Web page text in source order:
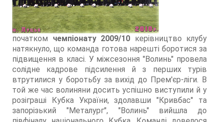
початком чемпіонату 2009/10 керівництво клубу
натякнуло, що команда готова нарешті боротися за
підвищення в класі. У міжсезоння "Волинь" провела
солідне кадрове підсилення й з перших турів
втрутилися у боротьбу за вихід до Прем'єр-ліги. В
той же час волиняни досить успішно виступили й у
розіграші Кубка України, здолавши "Кривбас" та
запорізький "Металург", "Волинь" вийшла до